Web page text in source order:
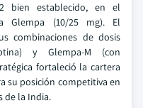
bien establecido, en el
Glempa (10/25 mg). El
combinaciones de dosis
y Glempa-M (con
fortaleció la cartera
su posición competitiva en
de la India.